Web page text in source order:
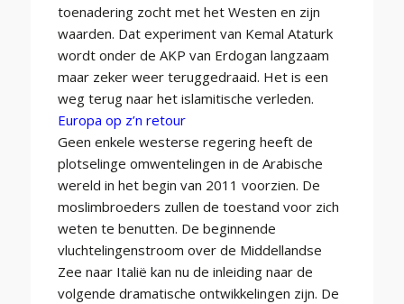
toenadering zocht met het Westen en zijn
waarden. Dat experiment van Kemal Ataturk
wordt onder de AKP van Erdogan langzaam
maar zeker weer teruggedraaid. Het is een
weg terug naar het islamitische verleden.
Europa op z’n retour
Geen enkele westerse regering heeft de
plotselinge omwentelingen in de Arabische
wereld in het begin van 2011 voorzien. De
moslimbroeders zullen de toestand voor zich
weten te benutten. De beginnende
vluchtelingenstroom over de Middellandse
Zee naar Italië kan nu de inleiding naar de
volgende dramatische ontwikkelingen zijn. De